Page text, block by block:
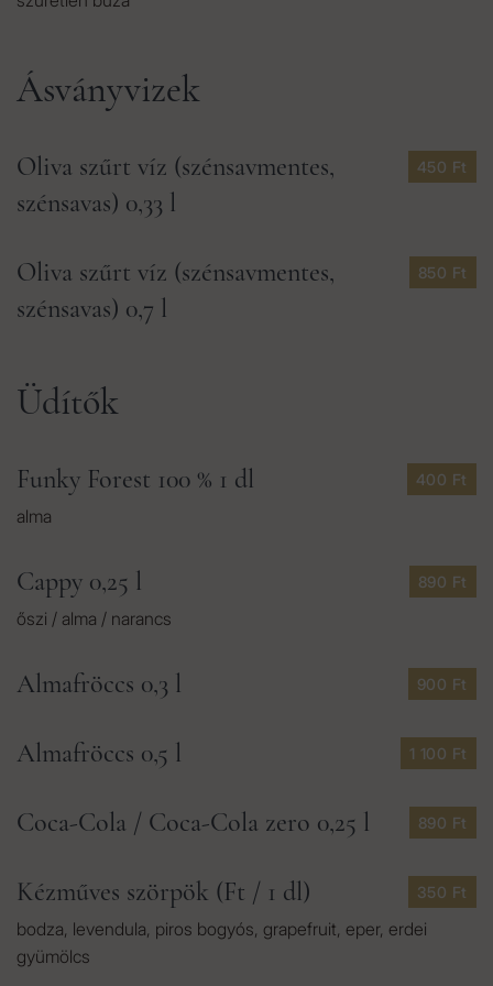
Ásványvizek
450 Ft
Oliva szűrt víz (szénsavmentes,
szénsavas) 0,33 l
850 Ft
Oliva szűrt víz (szénsavmentes,
szénsavas) 0,7 l
Üdítők
400 Ft
Funky Forest 100 % 1 dl
alma
890 Ft
Cappy 0,25 l
őszi / alma / narancs
900 Ft
Almafröccs 0,3 l
1 100 Ft
Almafröccs 0,5 l
890 Ft
Coca-Cola / Coca-Cola zero 0,25 l
350 Ft
Kézműves szörpök (Ft / 1 dl)
bodza, levendula, piros bogyós, grapefruit, eper, erdei
gyümölcs